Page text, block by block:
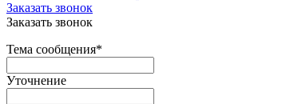
Заказать звонок
Заказать звонок
Тема сообщения*
Уточнение